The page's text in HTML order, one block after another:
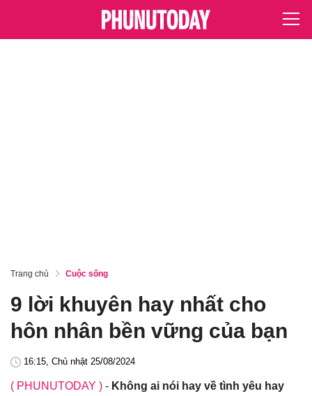
Trang chủ Cuộc sống
9 lời khuyên hay nhất cho
hôn nhân bền vững của bạn
16:15, Chủ nhật 25/08/2024
( PHUNUTODAY ) - Không ai nói hay về tình yêu hay